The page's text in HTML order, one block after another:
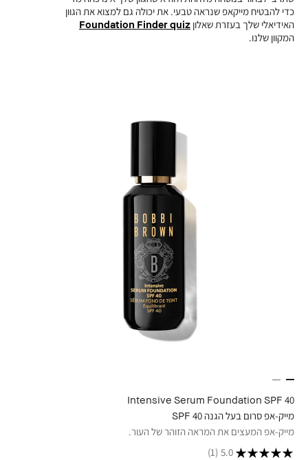
כדי להבטיח מייקאפ שנראה טבעי. את יכולה גם למצוא את הגוון
האידיאלי שלך בעזרת שאלון Foundation Finder quiz
המקוון שלנו.
Intensive Serum Foundation SPF 40
מייק-אפ סרום בעל הגנה 40 SPF
מייק-אפ המעצים את המראה הזוהר של העור.
5.0
(1)